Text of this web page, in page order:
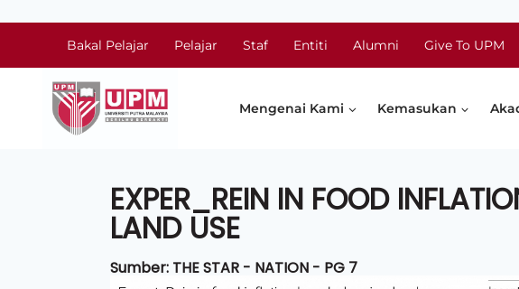
Bakal Pelajar Pelajar Staf Entiti Alumni Give To UPM
Mengenai Kami Kemasukan
EXPER_REIN IN FOOD
LAND USE
Sumber: THE STAR - NATION - PG 7